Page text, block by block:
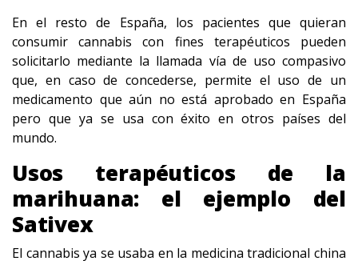
En el resto de España, los pacientes que quieran
consumir cannabis con fines terapéuticos pueden
solicitarlo mediante la llamada vía de uso compasivo
que, en caso de concederse, permite el uso de un
medicamento que aún no está aprobado en España
pero que ya se usa con éxito en otros países del
mundo.
Usos terapéuticos de la
marihuana: el ejemplo del
Sativex
El cannabis ya se usaba en la medicina tradicional china